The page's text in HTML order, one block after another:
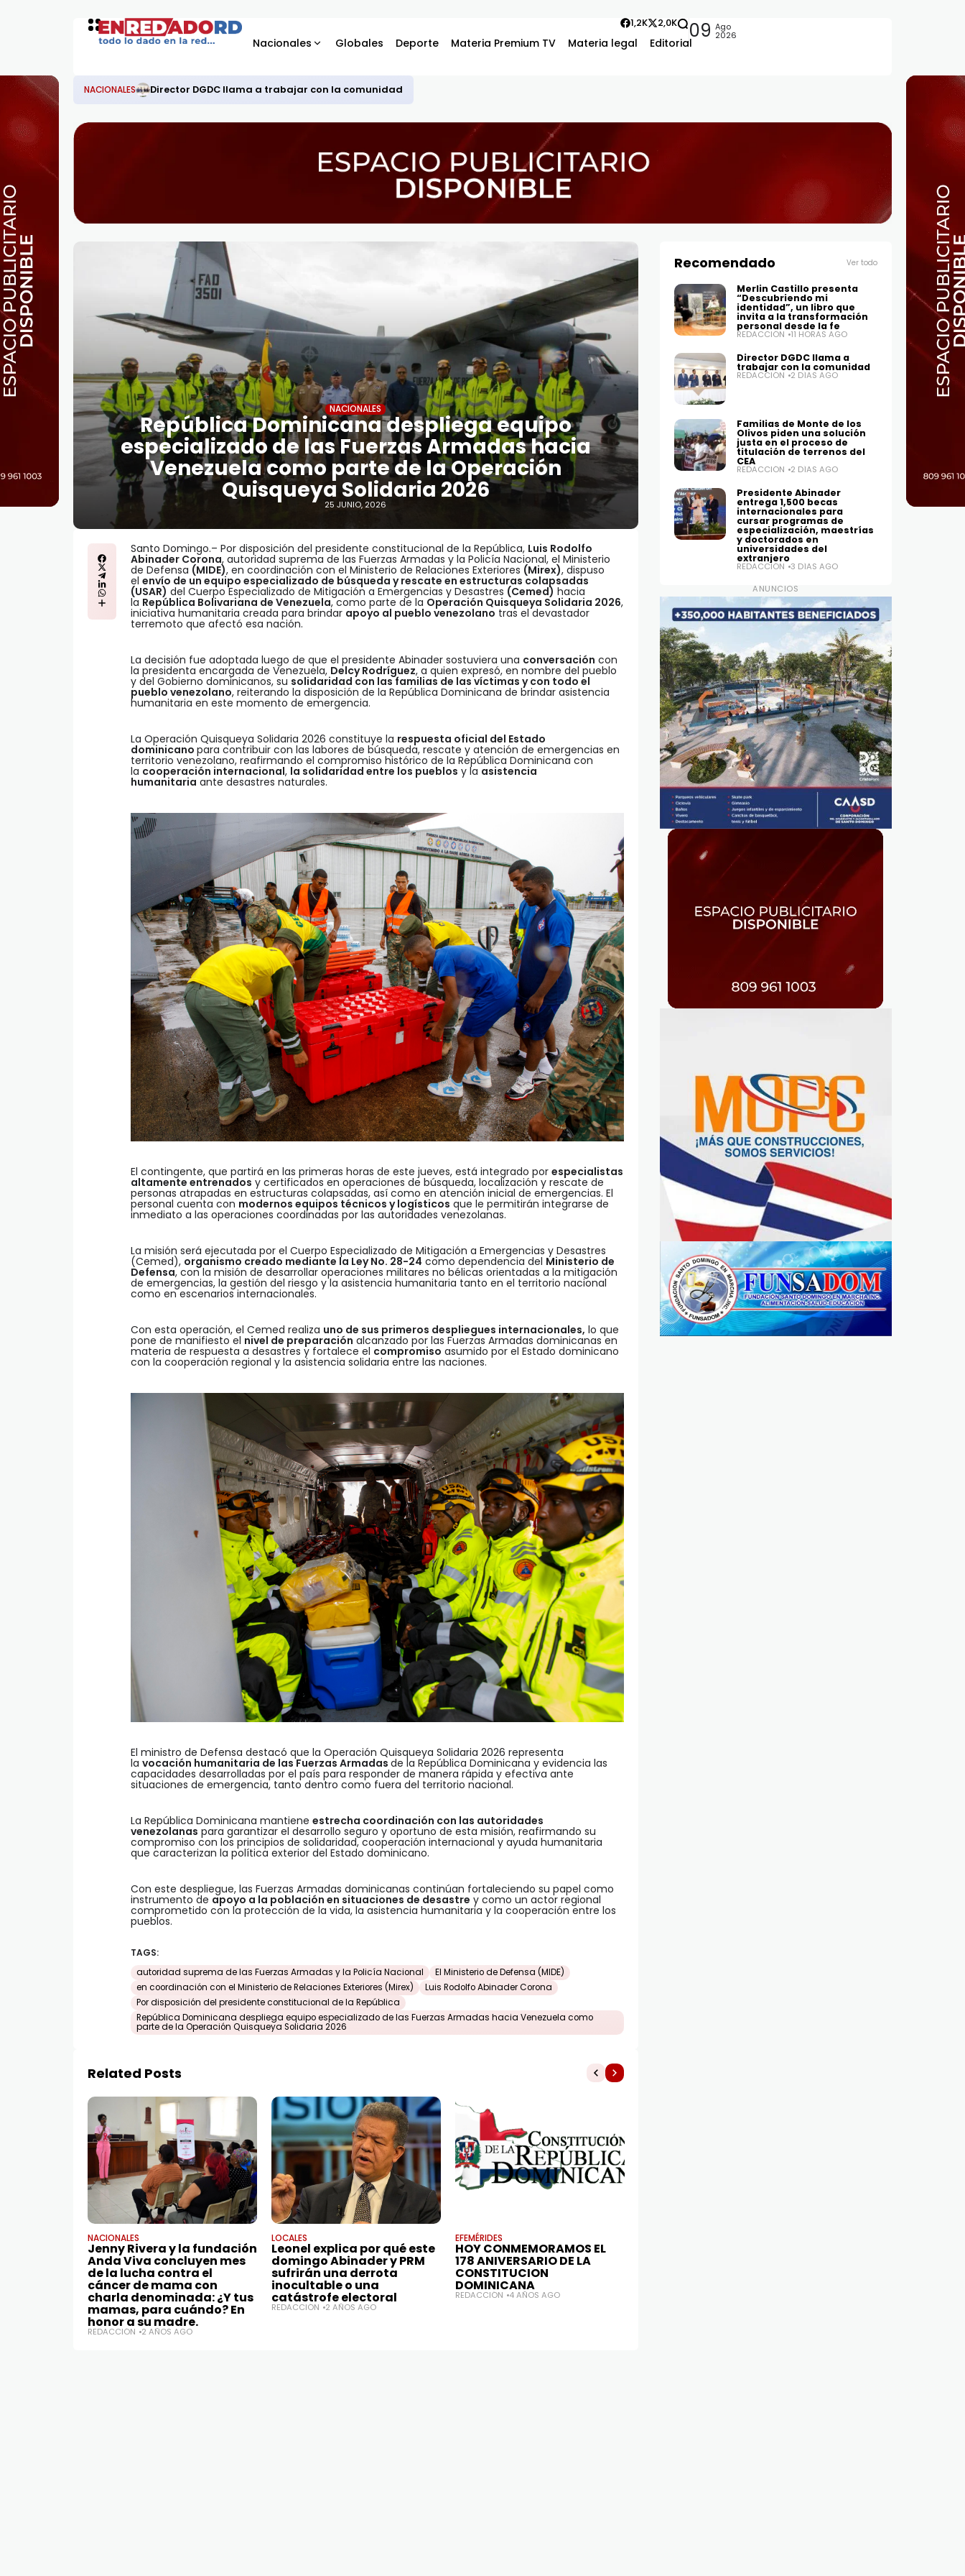
Nacionales Globales Deporte Materia Premium TV Materia legal Editorial
1,2K 2,0K 09 Ago
2026
NACIONALES Director DGDC llama a trabajar con la comunidad
NACIONALES
República Dominicana despliega equipo
especializado de las Fuerzas Armadas hacia
Venezuela como parte de la Operación
Quisqueya Solidaria 2026
25 JUNIO, 2026
Santo Domingo.– Por disposición del presidente constitucional de la República, Luis Rodolfo
Abinader Corona, autoridad suprema de las Fuerzas Armadas y la Policía Nacional, el Ministerio
de Defensa (MIDE), en coordinación con el Ministerio de Relaciones Exteriores (Mirex), dispuso
el envío de un equipo especializado de búsqueda y rescate en estructuras colapsadas
(USAR) del Cuerpo Especializado de Mitigación a Emergencias y Desastres (Cemed) hacia
la República Bolivariana de Venezuela, como parte de la Operación Quisqueya Solidaria 2026,
iniciativa humanitaria creada para brindar apoyo al pueblo venezolano tras el devastador
terremoto que afectó esa nación.
La decisión fue adoptada luego de que el presidente Abinader sostuviera una conversación con
la presidenta encargada de Venezuela, Delcy Rodríguez, a quien expresó, en nombre del pueblo
y del Gobierno dominicanos, su solidaridad con las familias de las víctimas y con todo el
pueblo venezolano, reiterando la disposición de la República Dominicana de brindar asistencia
humanitaria en este momento de emergencia.
La Operación Quisqueya Solidaria 2026 constituye la respuesta oficial del Estado
dominicano para contribuir con las labores de búsqueda, rescate y atención de emergencias en
territorio venezolano, reafirmando el compromiso histórico de la República Dominicana con
la cooperación internacional, la solidaridad entre los pueblos y la asistencia
humanitaria ante desastres naturales.
El contingente, que partirá en las primeras horas de este jueves, está integrado por especialistas
altamente entrenados y certificados en operaciones de búsqueda, localización y rescate de
personas atrapadas en estructuras colapsadas, así como en atención inicial de emergencias. El
personal cuenta con modernos equipos técnicos y logísticos que le permitirán integrarse de
inmediato a las operaciones coordinadas por las autoridades venezolanas.
La misión será ejecutada por el Cuerpo Especializado de Mitigación a Emergencias y Desastres
(Cemed), organismo creado mediante la Ley No. 28-24 como dependencia del Ministerio de
Defensa, con la misión de desarrollar operaciones militares no bélicas orientadas a la mitigación
de emergencias, la gestión del riesgo y la asistencia humanitaria tanto en el territorio nacional
como en escenarios internacionales.
Con esta operación, el Cemed realiza uno de sus primeros despliegues internacionales, lo que
pone de manifiesto el nivel de preparación alcanzado por las Fuerzas Armadas dominicanas en
materia de respuesta a desastres y fortalece el compromiso asumido por el Estado dominicano
con la cooperación regional y la asistencia solidaria entre las naciones.
El ministro de Defensa destacó que la Operación Quisqueya Solidaria 2026 representa
la vocación humanitaria de las Fuerzas Armadas de la República Dominicana y evidencia las
capacidades desarrolladas por el país para responder de manera rápida y efectiva ante
situaciones de emergencia, tanto dentro como fuera del territorio nacional.
La República Dominicana mantiene estrecha coordinación con las autoridades
venezolanas para garantizar el desarrollo seguro y oportuno de esta misión, reafirmando su
compromiso con los principios de solidaridad, cooperación internacional y ayuda humanitaria
que caracterizan la política exterior del Estado dominicano.
Con este despliegue, las Fuerzas Armadas dominicanas continúan fortaleciendo su papel como
instrumento de apoyo a la población en situaciones de desastre y como un actor regional
comprometido con la protección de la vida, la asistencia humanitaria y la cooperación entre los
pueblos.
TAGS:
autoridad suprema de las Fuerzas Armadas y la Policía Nacional
El Ministerio de Defensa (MIDE)
en coordinación con el Ministerio de Relaciones Exteriores (Mirex)
Luis Rodolfo Abinader Corona
Por disposición del presidente constitucional de la República
República Dominicana despliega equipo especializado de las Fuerzas Armadas hacia Venezuela como
parte de la Operación Quisqueya Solidaria 2026
Related Posts
NACIONALES
Jenny Rivera y la fundación
Anda Viva concluyen mes
de la lucha contra el
cáncer de mama con
charla denominada: ¿Y tus
mamas, para cuándo? En
honor a su madre.
REDACCIÓN 2 AÑOS AGO
LOCALES
Leonel explica por qué este
domingo Abinader y PRM
sufrirán una derrota
inocultable o una
catástrofe electoral
REDACCIÓN 2 AÑOS AGO
EFEMÉRIDES
HOY CONMEMORAMOS EL
178 ANIVERSARIO DE LA
CONSTITUCION
DOMINICANA
REDACCIÓN 4 AÑOS AGO
Recomendado Ver todo
Merlin Castillo presenta
“Descubriendo mi
identidad”, un libro que
invita a la transformación
personal desde la fe
REDACCIÓN 11 HORAS AGO
Director DGDC llama a
trabajar con la comunidad
REDACCIÓN 2 DÍAS AGO
Familias de Monte de los
Olivos piden una solución
justa en el proceso de
titulación de terrenos del
CEA
REDACCIÓN 2 DÍAS AGO
Presidente Abinader
entrega 1,500 becas
internacionales para
cursar programas de
especialización, maestrías
y doctorados en
universidades del
extranjero
REDACCIÓN 3 DÍAS AGO
ANUNCIOS